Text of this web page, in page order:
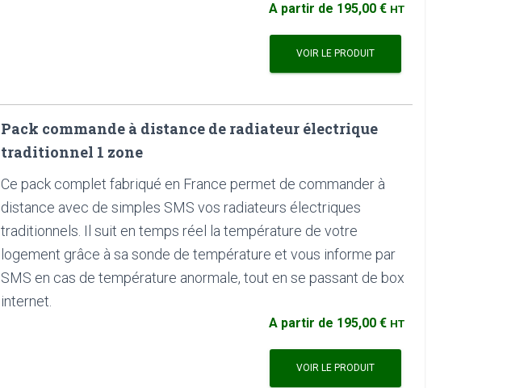
A partir de 195,00 € HT
VOIR LE PRODUIT
Pack commande à distance de radiateur électrique
traditionnel 1 zone
Ce pack complet fabriqué en France permet de commander à
distance avec de simples SMS vos radiateurs électriques
traditionnels. Il suit en temps réel la température de votre
logement grâce à sa sonde de température et vous informe par
SMS en cas de température anormale, tout en se passant de box
internet.
A partir de 195,00 € HT
VOIR LE PRODUIT